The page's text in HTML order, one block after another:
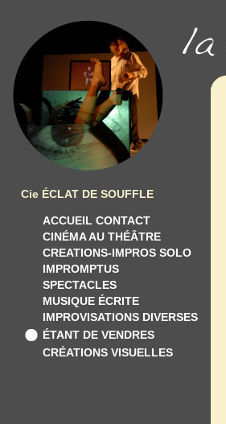
Cie ÉCLAT DE SOUFFLE
ACCUEIL CONTACT
CINÉMA AU THÉÂTRE
CREATIONS-IMPROS SOLO
IMPROMPTUS
SPECTACLES
MUSIQUE ÉCRITE
IMPROVISATIONS DIVERSES
ÉTANT DE VENDRES
CRÉATIONS VISUELLES